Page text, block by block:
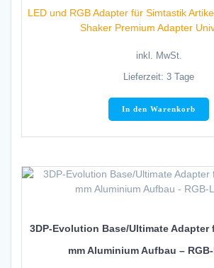
LED und RGB Adapter für Simtastik
Shaker Premium Adapter
inkl. MwSt.
Lieferzeit: 3 Tage
In den Warenkorb
3DP-Evolution Base/Ultimate Adapter
mm Aluminium Aufbau –